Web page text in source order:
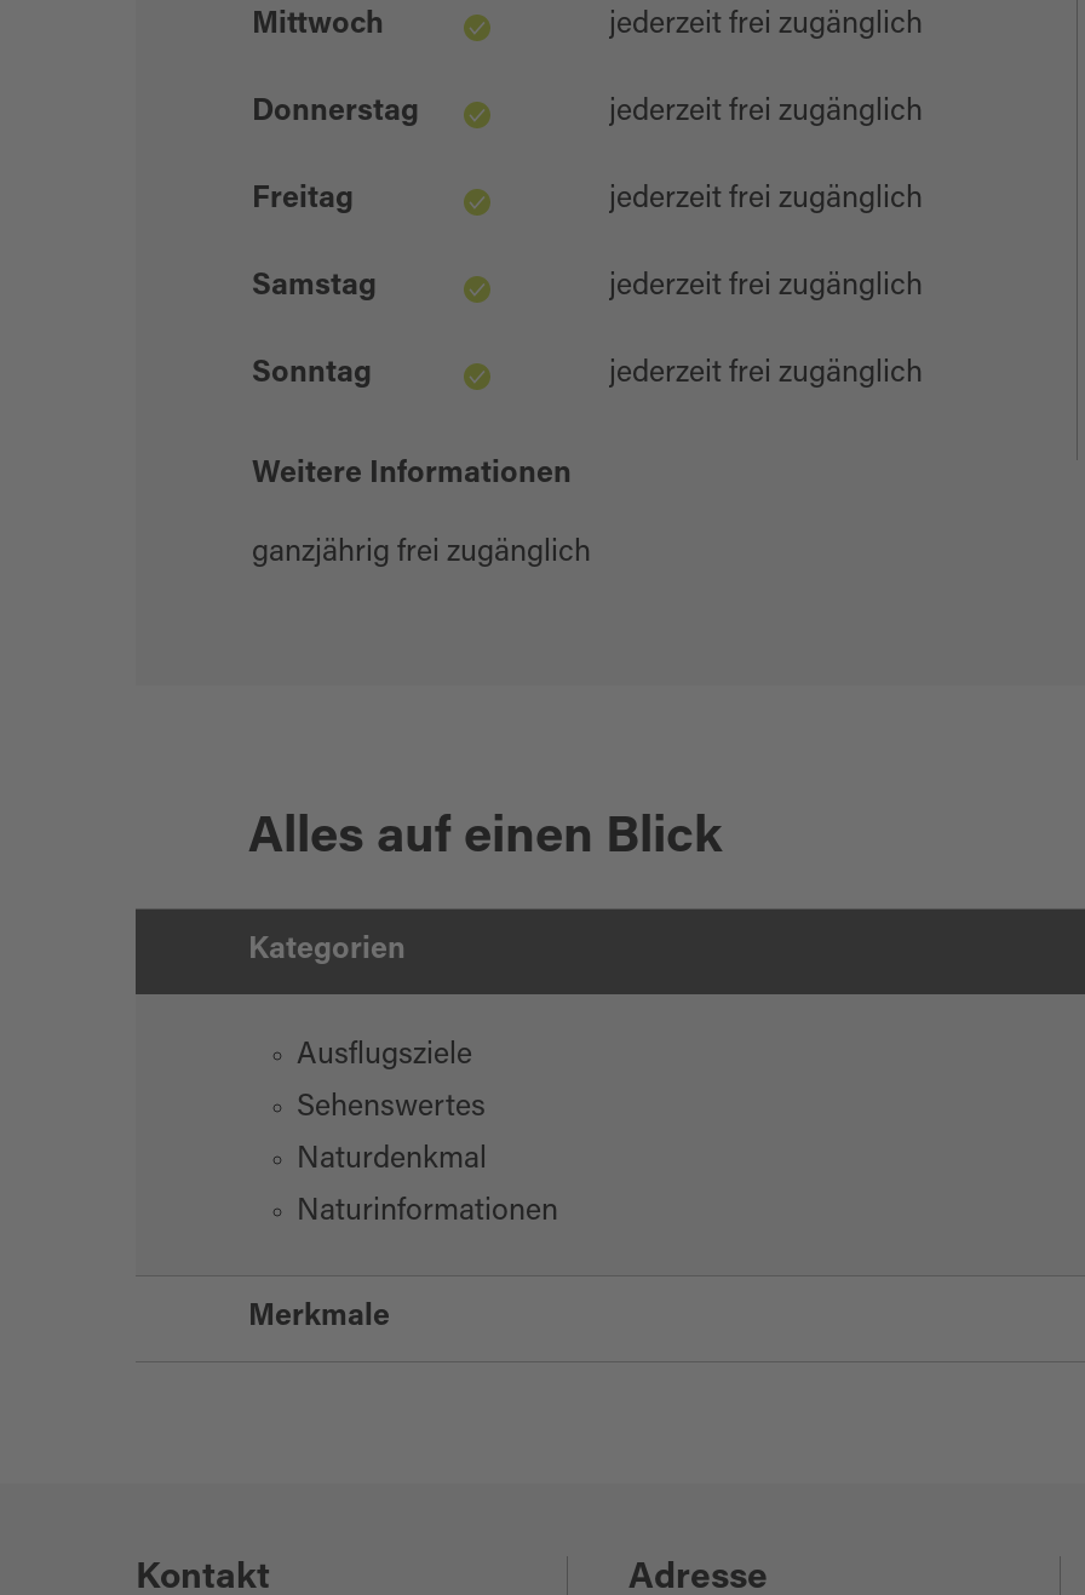
Mittwoch jederzeit frei zugänglich
Donnerstag jederzeit frei zugänglich
Freitag jederzeit frei zugänglich
Samstag jederzeit frei zugänglich
Sonntag jederzeit frei zugänglich
Weitere Informationen
ganzjährig frei zugänglich
Alles auf einen Blick
Kategorien
Ausflugsziele
Sehenswertes
Naturdenkmal
Naturinformationen
Merkmale
Kontakt Adresse